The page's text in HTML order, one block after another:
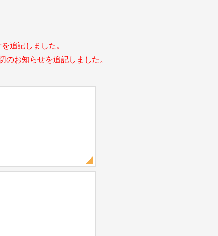
追記しました。
お知らせを追記しました。